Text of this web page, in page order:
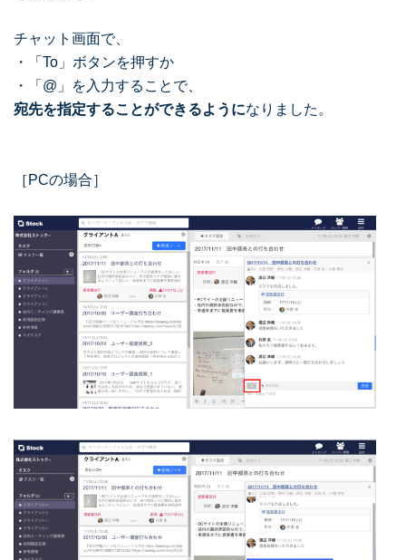
チャット画面で、
・「To」ボタンを押すか
・「@」を入力することで、
宛先を指定することができるようになりました。
［PCの場合］